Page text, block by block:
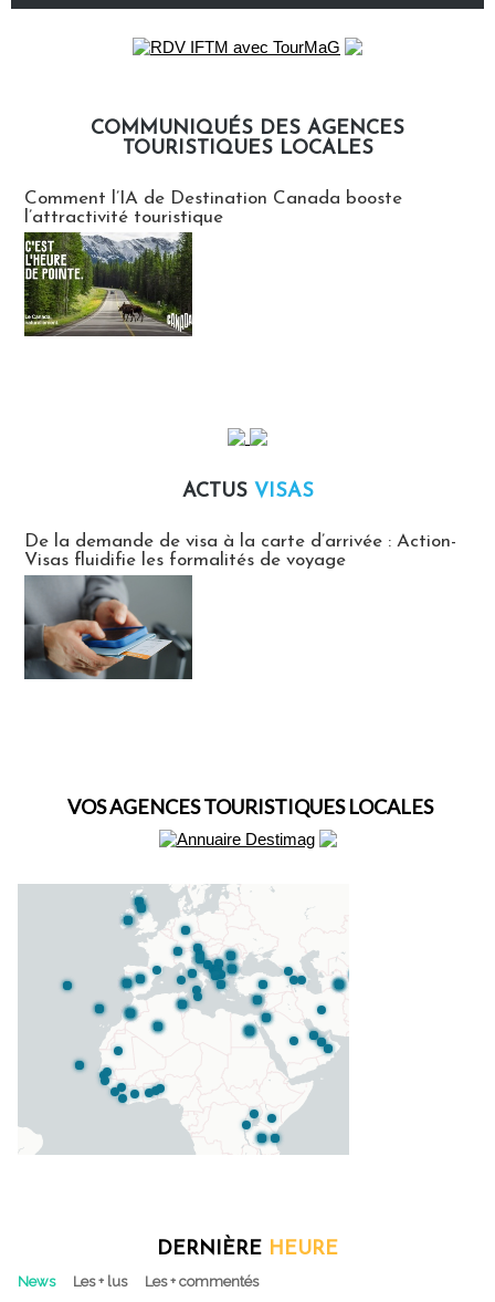
COMMUNIQUÉS DES AGENCES
TOURISTIQUES LOCALES
Comment l’IA de Destination Canada booste
l’attractivité touristique
ACTUS VISAS
De la demande de visa à la carte d’arrivée : Action-
Visas fluidifie les formalités de voyage
VOS AGENCES TOURISTIQUES LOCALES
DERNIÈRE HEURE
News Les + lus Les + commentés